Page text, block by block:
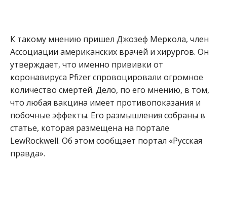
К такому мнению пришел Джозеф Меркола, член
Ассоциации американских врачей и хирургов. Он
утверждает, что именно прививки от
коронавируса Pfizer спровоцировали огромное
количество смертей. Дело, по его мнению, в том,
что любая вакцина имеет противопоказания и
побочные эффекты. Его размышления собраны в
статье, которая размещена на портале
LewRockwell. Об этом сообщает портал «Русская
правда».